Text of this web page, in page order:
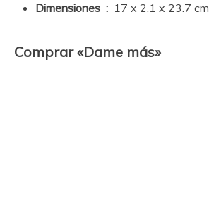
Dimensiones ‏ : ‎ 17 x 2.1 x 23.7 cm
Comprar «Dame más»